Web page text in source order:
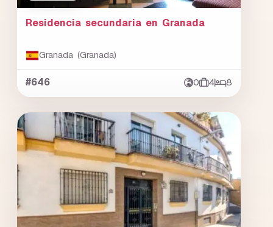
Residencia secundaria en Granada
Granada (Granada)
#646 0 4 8